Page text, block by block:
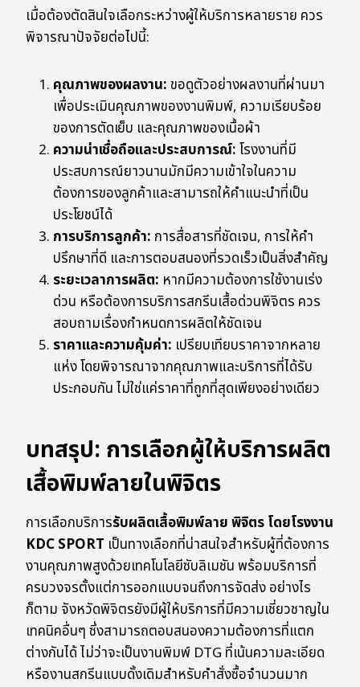
เมื่อต้องตัดสินใจเลือกระหว่างผู้ให้บริการหลายราย ควร
พิจารณาปัจจัยต่อไปนี้:
คุณภาพของผลงาน:ขอดูตัวอย่างผลงานที่ผ่านมา
เพื่อประเมินคุณภาพของงานพิมพ์, ความเรียบร้อย
ของการตัดเย็บ และคุณภาพของเนื้อผ้า
ความน่าเชื่อถือและประสบการณ์:โรงงานที่มี
ประสบการณ์ยาวนานมักมีความเข้าใจในความ
ต้องการของลูกค้าและสามารถให้คำแนะนำที่เป็น
ประโยชน์ได้
การบริการลูกค้า: การสื่อสารที่ชัดเจน, การให้คำ
ปรึกษาที่ดี และการตอบสนองที่รวดเร็วเป็นสิ่งสำคัญ
ระยะเวลาการผลิต: หากมีความต้องการใช้งานเร่ง
ด่วน หรือต้องการบริการสกรีนเสื้อด่วนพิจิตร ควร
สอบถามเรื่องกำหนดการผลิตให้ชัดเจน
ราคาและความคุ้มค่า: เปรียบเทียบราคาจากหลาย
แห่ง โดยพิจารณาจากคุณภาพและบริการที่ได้รับ
ประกอบกัน ไม่ใช่แค่ราคาที่ถูกที่สุดเพียงอย่างเดียว
บทสรุป: การเลือกผู้ให้บริการผลิต
เสื้อพิมพ์ลายในพิจิตร
การเลือกบริการรับผลิตเสื้อพิมพ์ลาย พิจิตร โดยโรงงาน
KDC SPORT เป็นทางเลือกที่น่าสนใจสำหรับผู้ที่ต้องการ
งานคุณภาพสูงด้วยเทคโนโลยีซับลิเมชัน พร้อมบริการที่
ครบวงจรตั้งแต่การออกแบบจนถึงการจัดส่ง อย่างไร
ก็ตาม จังหวัดพิจิตรยังมีผู้ให้บริการที่มีความเชี่ยวชาญใน
เทคนิคอื่นๆ ซึ่งสามารถตอบสนองความต้องการที่แตก
ต่างกันได้ ไม่ว่าจะเป็นงานพิมพ์ DTG ที่เน้นความละเอียด
หรืองานสกรีนแบบดั้งเดิมสำหรับคำสั่งซื้อจำนวนมาก